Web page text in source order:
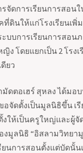
จัดการเรียนการสอน
ที่ดินให้แก่โรงเรียนเ
บบการเรียนการสอน
ญิง โดยแยกเป็น 2โรง
ยว
ดตอเฮร์ สุหลง ได้มอ
จัดตั้งเป็นมูลนิธิขึ้น เรี
งให้เป็นครูใหญ่และผู้
งมูลนิธิ “อิสลามวิทยา
ยนการสอนตั้งแต่บัดนั้